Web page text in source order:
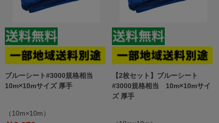
ブルーシート#3000規格相当
10m×10mサイズ 厚手
（10m×10m）
【2枚セット】ブルーシート
#3000規格相当 10m×10mサイ
ズ 厚手